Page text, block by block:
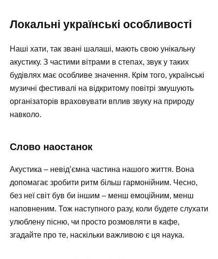
Локальні українські особливості
Наші хати, так звані шалаші, мають свою унікальну
акустику. З частими вітрами в степах, звук у таких
будівлях має особливе значення. Крім того, українські
музичні фестивалі на відкритому повітрі змушують
організаторів враховувати вплив звуку на природу
навколо.
Слово наостанок
Акустика – невід’ємна частина нашого життя. Вона
допомагає зробити ритм більш гармонійним. Чесно,
без неї світ був би іншим – менш емоційним, менш
наповненим. Тож наступного разу, коли будете слухати
улюблену пісню, чи просто розмовляти в кафе,
згадайте про те, наскільки важливою є ця наука.